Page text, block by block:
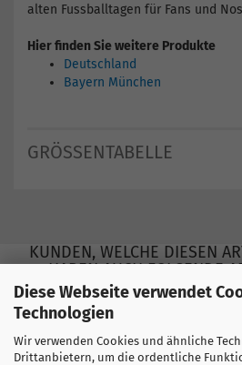
Diese Webseite verwendet
Technologien
Wir verwenden Cookies und ähnliche
Drittanbietern, um die ordentliche
alten Fussballtagen für Fans und
Hier finden Sie weitere Produkte
Deutschland
Bayern München
GRÖSSENTABELLE
KUNDEN, WELCHE DIESEN
HABEN AUCH FOLGENDE